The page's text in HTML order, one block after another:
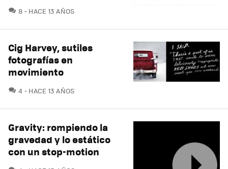
8 COMENTARIOS
HACE 13 AÑOS
Cig Harvey, sutiles
fotografías en
movimiento
4 COMENTARIOS
HACE 13 AÑOS
Gravity: rompiendo la
gravedad y lo estático
con un stop-motion